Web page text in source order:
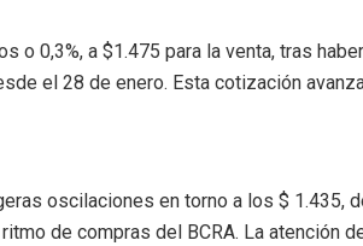
o 0,3%, a $1.475 para la venta, tras
el 28 de enero. Esta cotización
oscilaciones en torno a los $ 1.435,
de compras del BCRA. La atención